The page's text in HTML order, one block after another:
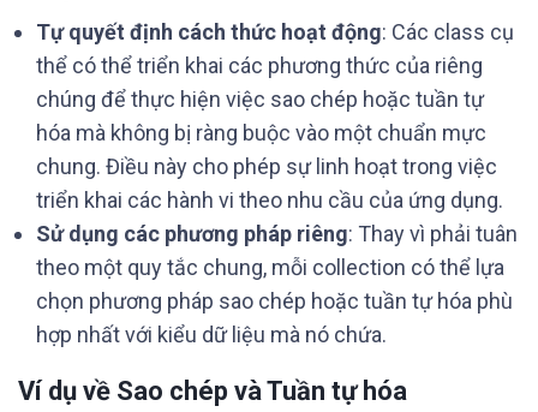
Tự quyết định cách thức hoạt động: Các class cụ
thể có thể triển khai các phương thức của riêng
chúng để thực hiện việc sao chép hoặc tuần tự
hóa mà không bị ràng buộc vào một chuẩn mực
chung. Điều này cho phép sự linh hoạt trong việc
triển khai các hành vi theo nhu cầu của ứng dụng.
Sử dụng các phương pháp riêng: Thay vì phải tuân
theo một quy tắc chung, mỗi collection có thể lựa
chọn phương pháp sao chép hoặc tuần tự hóa phù
hợp nhất với kiểu dữ liệu mà nó chứa.
Ví dụ về Sao chép và Tuần tự hóa